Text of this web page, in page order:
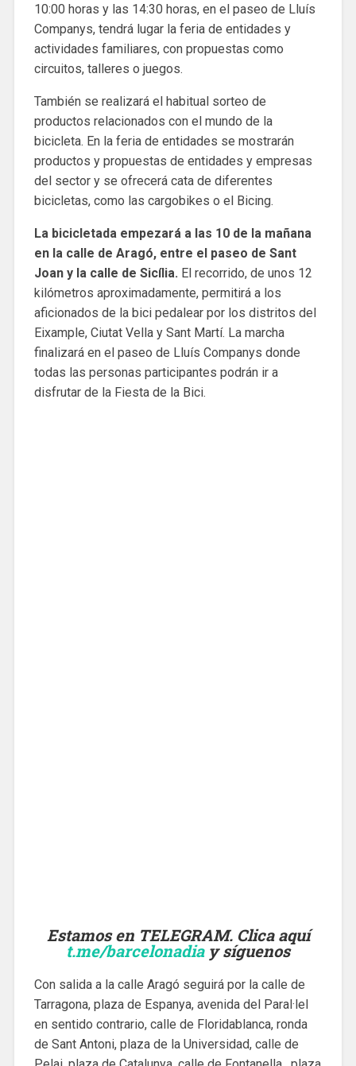
10:00 horas y las 14:30 horas, en el paseo de Lluís
Companys, tendrá lugar la feria de entidades y
actividades familiares, con propuestas como
circuitos, talleres o juegos.
También se realizará el habitual sorteo de
productos relacionados con el mundo de la
bicicleta. En la feria de entidades se mostrarán
productos y propuestas de entidades y empresas
del sector y se ofrecerá cata de diferentes
bicicletas, como las cargobikes o el Bicing.
La bicicletada empezará a las 10 de la mañana
en la calle de Aragó, entre el paseo de Sant
Joan y la calle de Sicília. El recorrido, de unos 12
kilómetros aproximadamente, permitirá a los
aficionados de la bici pedalear por los distritos del
Eixample, Ciutat Vella y Sant Martí. La marcha
finalizará en el paseo de Lluís Companys donde
todas las personas participantes podrán ir a
disfrutar de la Fiesta de la Bici.
Estamos en TELEGRAM. Clica aquí
t.me/barcelonadia y síguenos
Con salida a la calle Aragó seguirá por la calle de
Tarragona, plaza de Espanya, avenida del Paral·lel
en sentido contrario, calle de Floridablanca, ronda
de Sant Antoni, plaza de la Universidad, calle de